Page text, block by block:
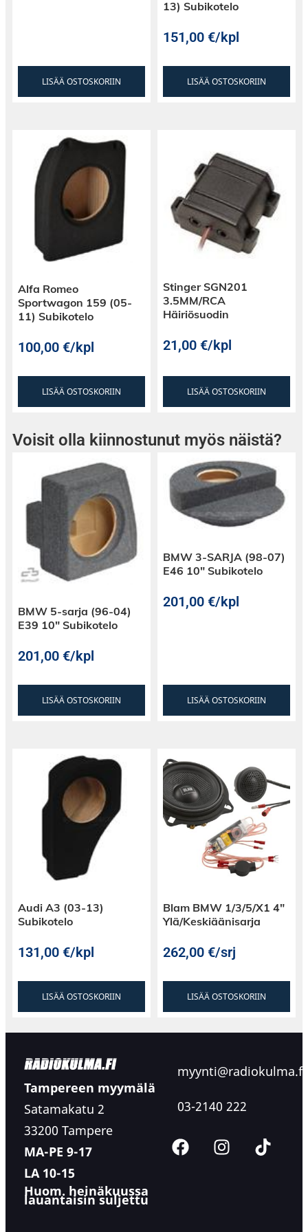
LISÄÄ OSTOSKORIIN
13) Subikotelo
151,00€/kpl
LISÄÄ OSTOSKORIIN
Alfa Romeo
Sportwagon 159 (05-
11) Subikotelo
100,00€/kpl
LISÄÄ OSTOSKORIIN
Stinger SGN201
3.5MM/RCA
Häiriösuodin
21,00€/kpl
LISÄÄ OSTOSKORIIN
Voisit olla kiinnostunut myös näistä?
BMW 5-sarja (96-04)
E39 10″ Subikotelo
201,00€/kpl
LISÄÄ OSTOSKORIIN
BMW 3-SARJA (98-07)
E46 10″ Subikotelo
201,00€/kpl
LISÄÄ OSTOSKORIIN
Audi A3 (03-13)
Subikotelo
131,00€/kpl
LISÄÄ OSTOSKORIIN
Blam BMW 1/3/5/X1 4″
Ylä/Keskiäänisarja
262,00€/srj
LISÄÄ OSTOSKORIIN
Tampereen myymälä
Satamakatu 2
33200 Tampere
MA-PE 9-17
LA 10-15
Huom. heinäkuussa
lauantaisin suljettu
myynti@radiokulma.fi
03-2140 222